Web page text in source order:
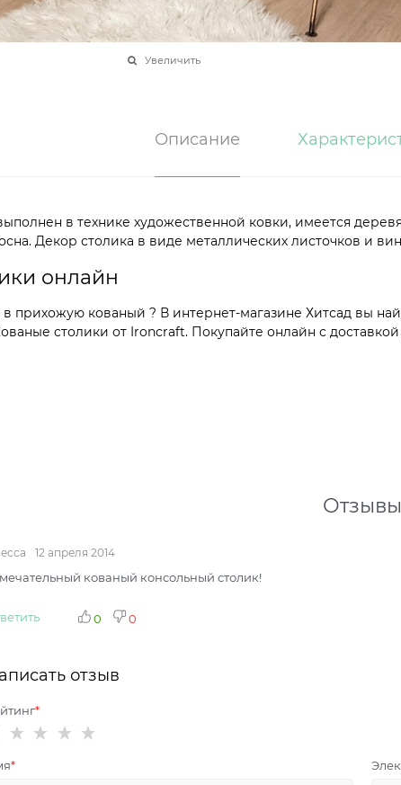
Увеличить
Описание
в технике художественной ковки, имеется
Декор столика в виде металлических листочков и
онлайн
прихожую кованый ? В интернет-магазине Хитсад вы
cтолики от Ironcraft. Покупайте онлайн с
Отзывы
12 апреля 2014
кованый консольный столик!
0 0
отзыв